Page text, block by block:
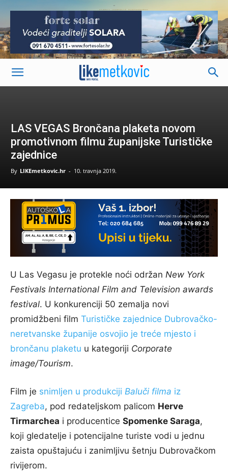
-
LAS VEGAS Brončana plaketa novom
promotivnom filmu županijske Turističke
zajednice
By LIKEmetkovic.hr - 10. travnja 2019.
U Las Vegasu je protekle noći održan New York
Festivals International Film and Television awards
festival. U konkurenciji 50 zemalja novi
promidžbeni film Turističke zajednice Dubrovačko-
neretvanske županije osvojio je treće mjesto i
brončanu plaketu u kategoriji Corporate
image/Tourism.
Film je snimljen u produkciji Baluči filma iz
Zagreba, pod redateljskom palicom Herve
Tirmarchea i producentice Spomenke Saraga,
koji gledatelje i potencijalne turiste vodi u jednu
zaista opuštajuću i zanimljivu šetnju Dubrovačkom
rivijerom.